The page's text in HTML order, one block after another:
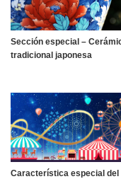
Sección especial –
tradicional japonesa
Característica especial del